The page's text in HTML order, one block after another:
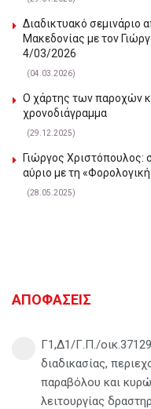
Διαδικτυακό σεμινάριο
Μακεδονίας με τον
4/03/2026
(04.03.2026)
Ο χάρτης των παροχών
χρονοδιάγραμμα
(29.12.2025)
Γιώργος Χριστόπουλος:
αύριο με τη
(28.05.2025)
ΑΠΟΦΑΣΕΙΣ
Γ1,Δ1/Γ.Π./
διαδικασίας,
παραβόλου και
λειτουργίας